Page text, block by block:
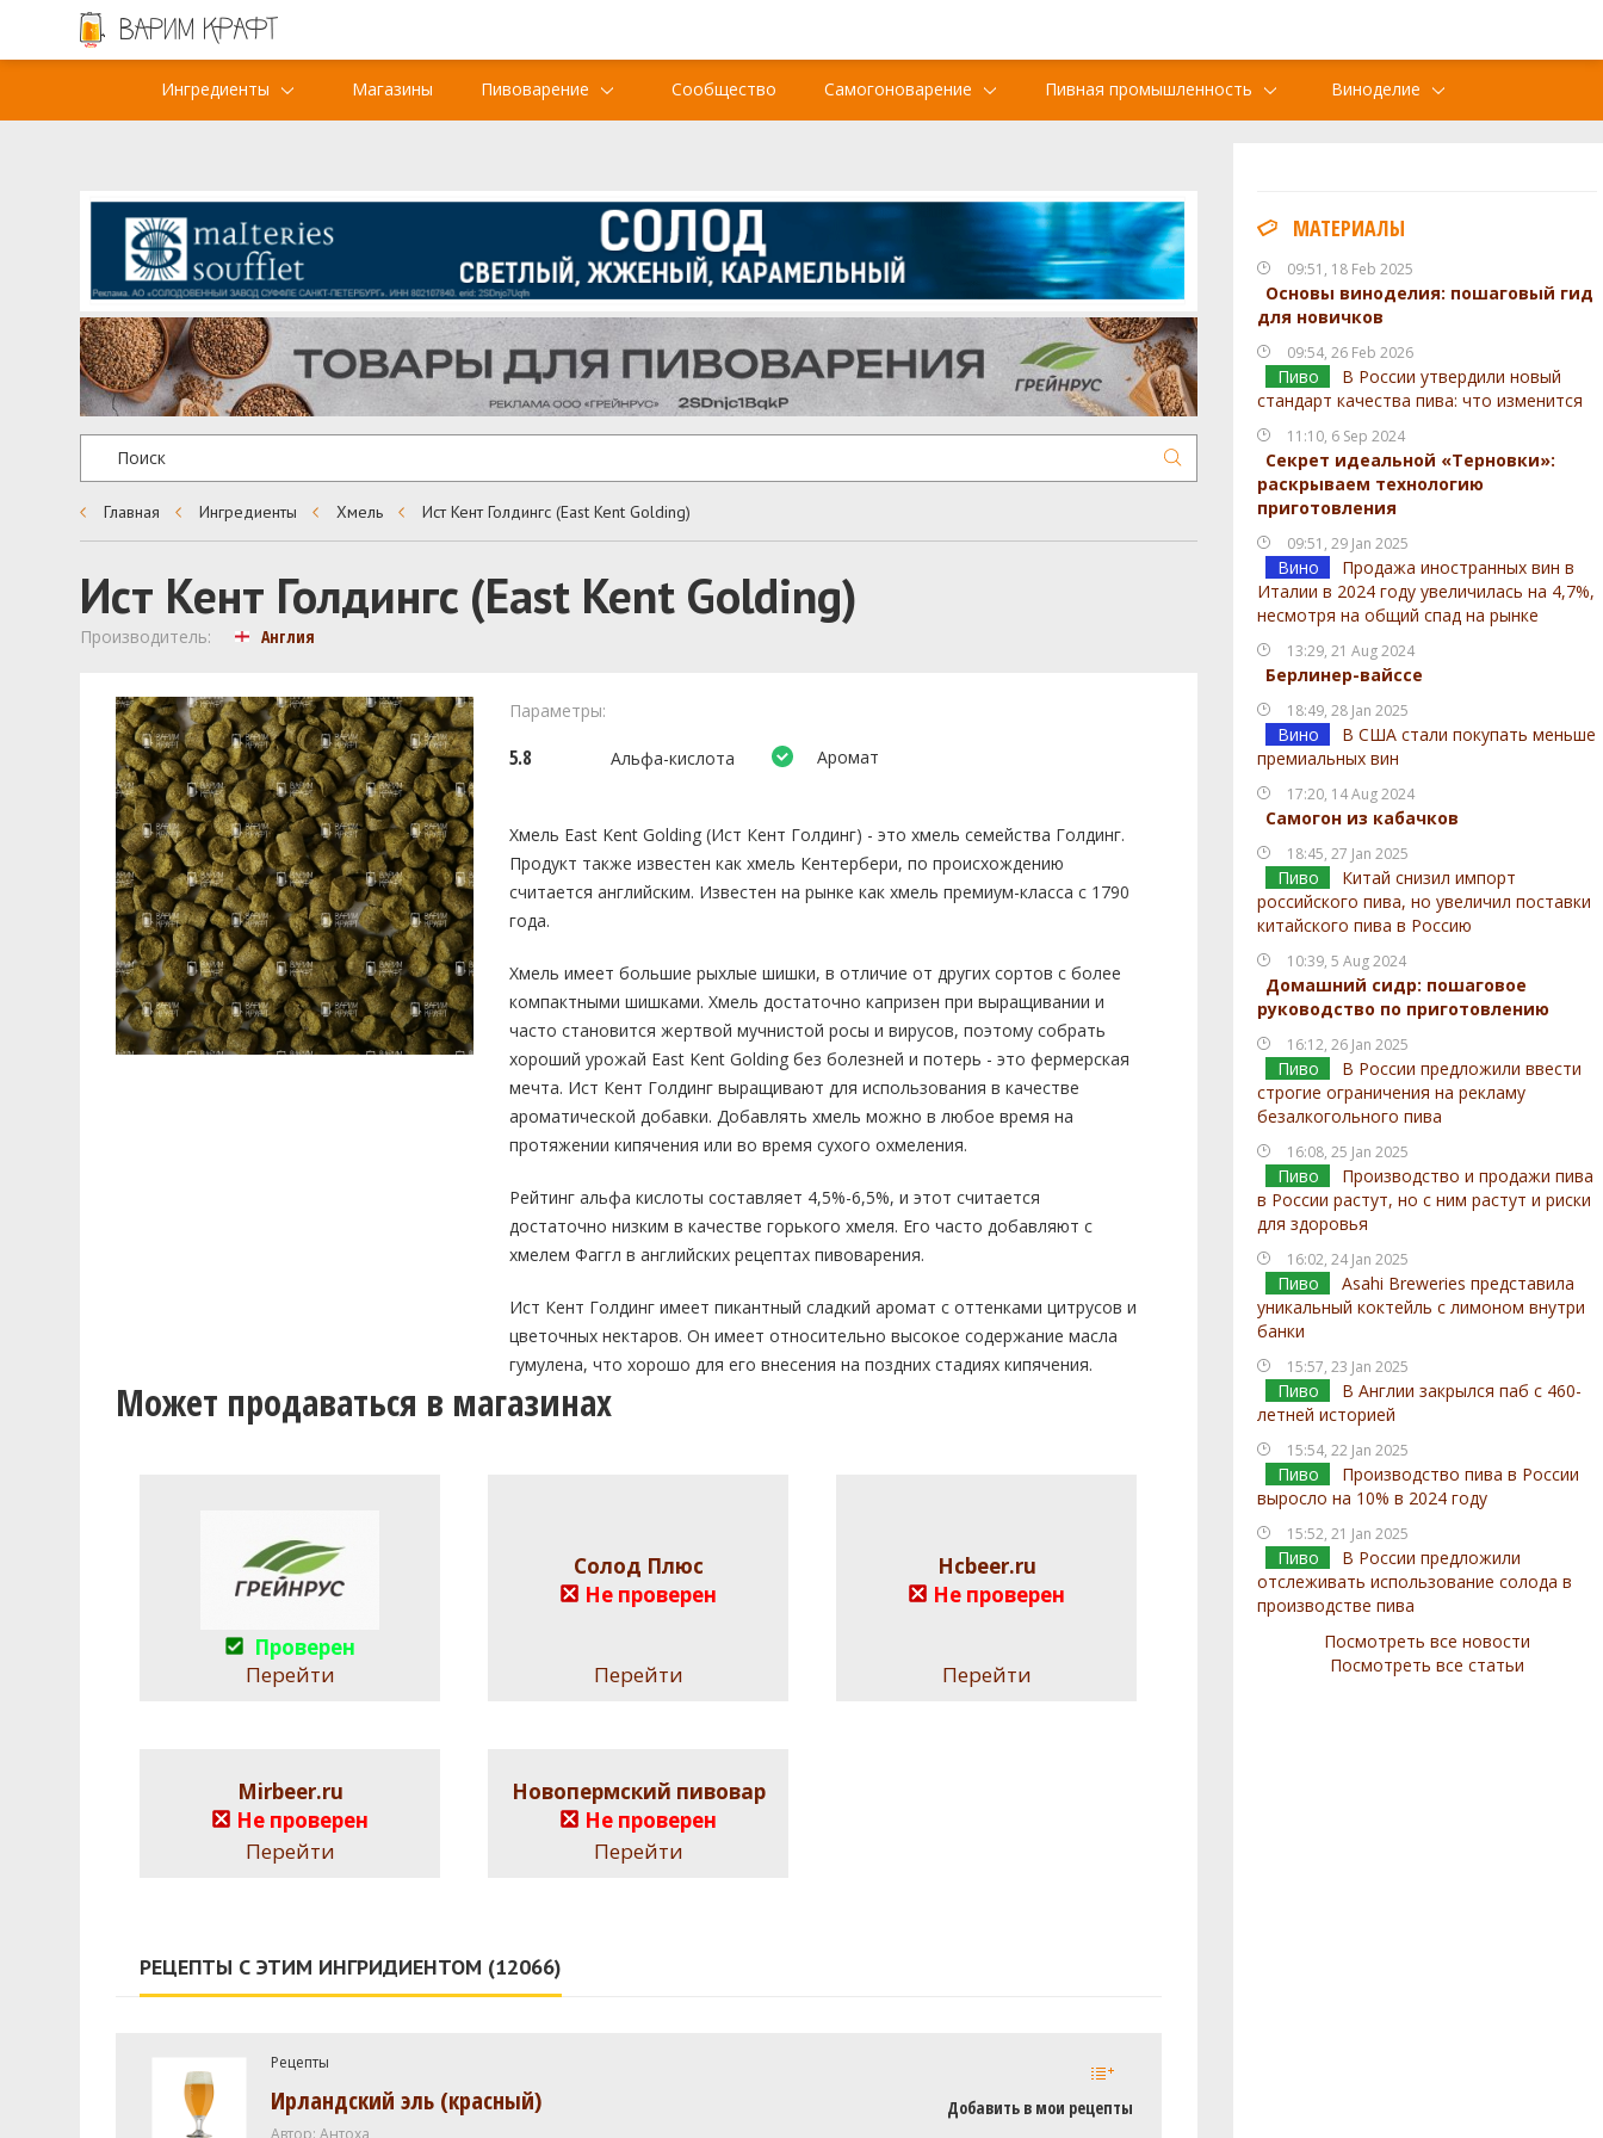
Ингредиенты Магазины Пивоварение Сообщество Самогоноварение Пивная промышленность Виноделие
МАТЕРИАЛЫ
09:51, 18 Feb 2025
Основы виноделия: пошаговый гид
для новичков
09:54, 26 Feb 2026
Пиво
В России утвердили новый
стандарт качества пива: что изменится
11:10, 6 Sep 2024
Секрет идеальной «Терновки»:
раскрываем технологию
приготовления
09:51, 29 Jan 2025
Вино
Продажа иностранных вин в
Италии в 2024 году увеличилась на 4,7%,
несмотря на общий спад на рынке
13:29, 21 Aug 2024
Берлинер-вайссе
18:49, 28 Jan 2025
Вино
В США стали покупать меньше
премиальных вин
17:20, 14 Aug 2024
Самогон из кабачков
18:45, 27 Jan 2025
Пиво
Китай снизил импорт
российского пива, но увеличил поставки
китайского пива в Россию
10:39, 5 Aug 2024
Домашний сидр: пошаговое
руководство по приготовлению
16:12, 26 Jan 2025
Пиво
В России предложили ввести
строгие ограничения на рекламу
безалкогольного пива
16:08, 25 Jan 2025
Пиво
Производство и продажи пива
в России растут, но с ним растут и риски
для здоровья
16:02, 24 Jan 2025
Пиво
Asahi Breweries представила
уникальный коктейль с лимоном внутри
банки
15:57, 23 Jan 2025
Пиво
В Англии закрылся паб с 460-
летней историей
15:54, 22 Jan 2025
Пиво
Производство пива в России
выросло на 10% в 2024 году
15:52, 21 Jan 2025
Пиво
В России предложили
отслеживать использование солода в
производстве пива
Посмотреть все новости
Посмотреть все статьи
Главная Ингредиенты Хмель Ист Кент Голдингc (East Kent Golding)
Ист Кент Голдингc (East Kent Golding)
Производитель: Англия
Параметры:
5.8 Альфа-кислота Аромат
Хмель East Kent Golding (Ист Кент Голдинг) - это хмель семейства Голдинг.
Продукт также известен как хмель Кентербери, по происхождению
считается английским. Известен на рынке как хмель премиум-класса с 1790
года.
Хмель имеет большие рыхлые шишки, в отличие от других сортов с более
компактными шишками. Хмель достаточно капризен при выращивании и
часто становится жертвой мучнистой росы и вирусов, поэтому собрать
хороший урожай East Kent Golding без болезней и потерь - это фермерская
мечта. Ист Кент Голдинг выращивают для использования в качестве
ароматической добавки. Добавлять хмель можно в любое время на
протяжении кипячения или во время сухого охмеления.
Рейтинг альфа кислоты составляет 4,5%-6,5%, и этот считается
достаточно низким в качестве горького хмеля. Его часто добавляют с
хмелем Фаггл в английских рецептах пивоварения.
Ист Кент Голдинг имеет пикантный сладкий аромат с оттенками цитрусов и
цветочных нектаров. Он имеет относительно высокое содержание масла
гумулена, что хорошо для его внесения на поздних стадиях кипячения.
Может продаваться в магазинах
Проверен
Перейти
Солод Плюс
Не проверен
Перейти
Hcbeer.ru
Не проверен
Перейти
Mirbeer.ru
Не проверен
Перейти
Новопермский пивовар
Не проверен
Перейти
РЕЦЕПТЫ С ЭТИМ ИНГРИДИЕНТОМ (12066)
Рецепты
Добавить в мои рецепты
Ирландский эль (красный)
Автор:Антоха